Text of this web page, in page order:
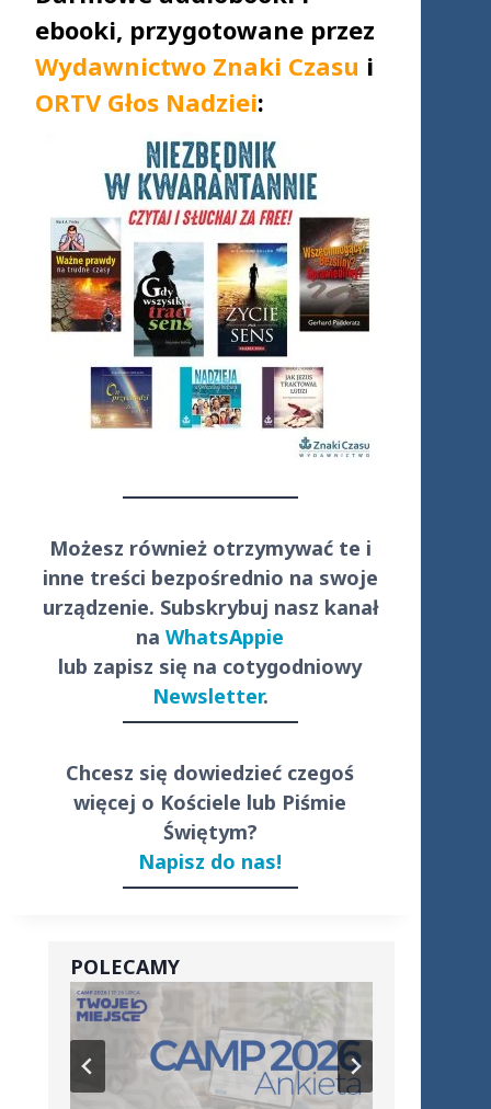
ebooki, przygotowane przez
Wydawnictwo Znaki Czasu i
ORTV Głos Nadziei:
Możesz również otrzymywać te i
inne treści bezpośrednio na swoje
urządzenie. Subskrybuj nasz kanał
naWhatsAppie
lub zapisz się na cotygodniowy
Newsletter.
Chcesz się dowiedzieć czegoś
więcej o Kościele lub Piśmie
Świętym?
Napisz do nas!
POLECAMY